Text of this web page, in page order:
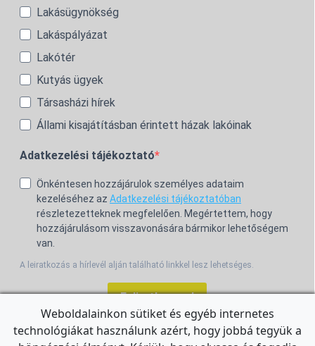
Lakásügynökség
Lakáspályázat
Lakótér
Kutyás ügyek
Társasházi hírek
Állami kisajátításban érintett házak lakóinak
Adatkezelési tájékoztató
Önkéntesen hozzájárulok személyes adataim
kezeléséhez az Adatkezelési tájékoztatóban
részletezetteknek megfelelően. Megértettem, hogy
hozzájárulásom visszavonására bármikor lehetőségem
van.
A leiratkozás a hírlevél alján található linkkel lesz lehetséges.
Feliratkozom!
Weboldalainkon sütiket és egyéb internetes
technológiákat használunk azért, hogy jobbá tegyük a